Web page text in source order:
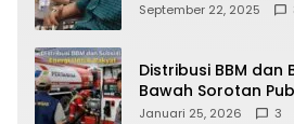
September 22, 2025
Distribusi BBM dan
Bawah Sorotan
Kepentingan
Januari 25, 2026 3